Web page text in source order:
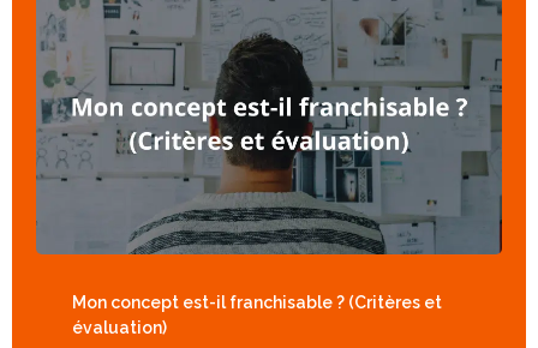
Mon concept est-il franchisable ? (Critères et
évaluation)